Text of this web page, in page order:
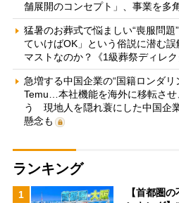
舗展開のコンセプト」、事業を多
猛暑のお葬式で悩ましい“喪服問
ていけばOK」という俗説に潜む
マストなのか？《1級葬祭ディレク
急増する中国企業の“国籍ロンダ
Temu…本社機能を海外に移転させ
う 現地人を隠れ蓑にした中国企
懸念も
ランキング
1
【首都圏